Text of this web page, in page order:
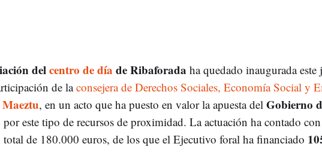
delcentro de día de Ribaforada ha quedado inaugurada este
de laconsejera de Derechos Sociales, Economía Social y
, en un acto que ha puesto en valor la apuesta del Gobierno
por este tipo de recursos de proximidad. La actuación ha contado
total de 180.000 euros, de los que el Ejecutivo foral ha financiado